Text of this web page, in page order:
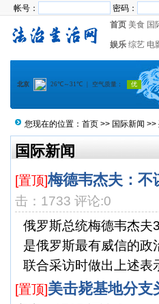
帐号： 密码：
首页 美食 国
娱乐 综艺 电
您现在的位置： 首页 >> 国际新闻 >>
国际新闻
[置顶]梅德韦杰夫：不
击：1733 评论:0
俄罗斯总统梅德韦杰夫
是俄罗斯最有威信的政
联合采访时做出上述表
[置顶]美击毙基地分支